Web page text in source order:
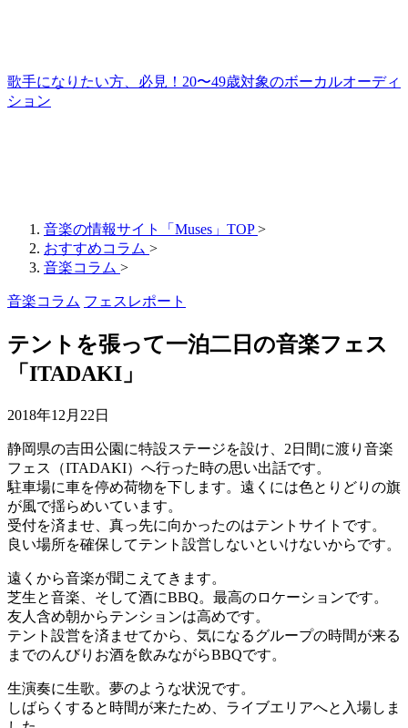
歌手になりたい方、必見！20〜49歳対象のボーカルオーディ
ション
音楽の情報サイト「Muses」TOP >
おすすめコラム >
音楽コラム >
音楽コラム フェスレポート
テントを張って一泊二日の音楽フェス
「ITADAKI」
2018年12月22日
静岡県の吉田公園に特設ステージを設け、2日間に渡り音楽
フェス（ITADAKI）へ行った時の思い出話です。
駐車場に車を停め荷物を下します。遠くには色とりどりの旗
が風で揺らめいています。
受付を済ませ、真っ先に向かったのはテントサイトです。
良い場所を確保してテント設営しないといけないからです。
遠くから音楽が聞こえてきます。
芝生と音楽、そして酒にBBQ。最高のロケーションです。
友人含め朝からテンションは高めです。
テント設営を済ませてから、気になるグループの時間が来る
までのんびりお酒を飲みながらBBQです。
生演奏に生歌。夢のような状況です。
しばらくすると時間が来たため、ライブエリアへと入場しま